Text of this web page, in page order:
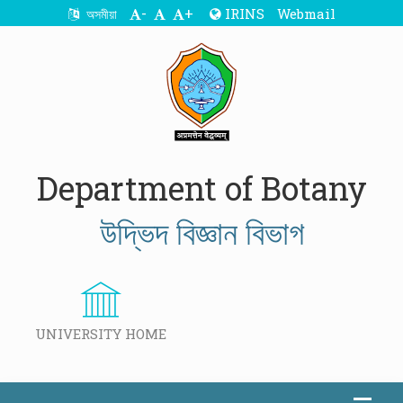
অসমীয়া - + IRINS Webmail
Department of Botany
উদ্ভিদ বিজ্ঞান বিভাগ
UNIVERSITY HOME